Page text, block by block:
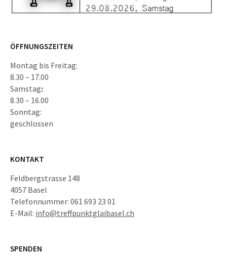
ÖFFNUNGSZEITEN
Montag bis Freitag:
8.30 – 17.00
Samstag:
8.30 – 16.00
Sonntag:
geschlossen
KONTAKT
Feldbergstrasse 148
4057 Basel
Telefonnummer: 061 693 23 01
E-Mail: info@treffpunktglaibasel.ch
SPENDEN